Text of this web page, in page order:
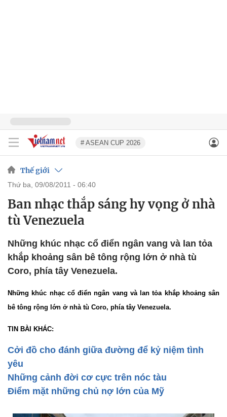
# ASEAN CUP 2026
Thế giới
thứ ba, 09/08/2011 - 06:40
Ban nhạc thắp sáng hy vọng ở nhà
tù Venezuela
Những khúc nhạc cổ điển ngân vang và lan tỏa
khắp khoảng sân bê tông rộng lớn ở nhà tù
Coro, phía tây Venezuela.
Những khúc nhạc cổ điển ngân vang và lan tỏa khắp khoảng sân
bê tông rộng lớn ở nhà tù Coro, phía tây Venezuela.
TIN BÀI KHÁC:
Cởi đồ cho đánh giữa đường để kỷ niệm tình
yêu
Những cảnh đời cơ cực trên nóc tàu
Điểm mặt những chủ nợ lớn của Mỹ